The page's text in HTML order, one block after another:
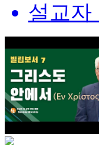
설교자